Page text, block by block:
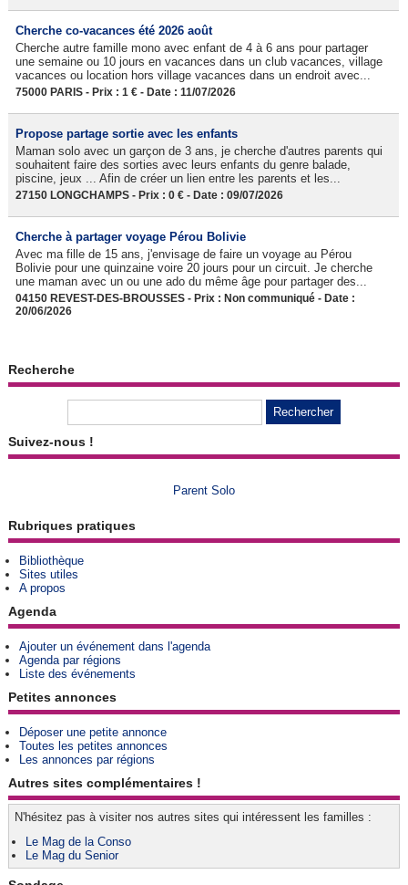
Cherche co-vacances été 2026 août
Cherche autre famille mono avec enfant de 4 à 6 ans pour partager
une semaine ou 10 jours en vacances dans un club vacances, village
vacances ou location hors village vacances dans un endroit avec...
75000 PARIS - Prix : 1 € - Date : 11/07/2026
Propose partage sortie avec les enfants
Maman solo avec un garçon de 3 ans, je cherche d'autres parents qui
souhaitent faire des sorties avec leurs enfants du genre balade,
piscine, jeux ... Afin de créer un lien entre les parents et les...
27150 LONGCHAMPS - Prix : 0 € - Date : 09/07/2026
Cherche à partager voyage Pérou Bolivie
Avec ma fille de 15 ans, j'envisage de faire un voyage au Pérou
Bolivie pour une quinzaine voire 20 jours pour un circuit. Je cherche
une maman avec un ou une ado du même âge pour partager des...
04150 REVEST-DES-BROUSSES - Prix : Non communiqué - Date :
20/06/2026
Recherche
Suivez-nous !
Parent Solo
Rubriques pratiques
Bibliothèque
Sites utiles
A propos
Agenda
Ajouter un événement dans l'agenda
Agenda par régions
Liste des événements
Petites annonces
Déposer une petite annonce
Toutes les petites annonces
Les annonces par régions
Autres sites complémentaires !
N'hésitez pas à visiter nos autres sites qui intéressent les familles :
Le Mag de la Conso
Le Mag du Senior